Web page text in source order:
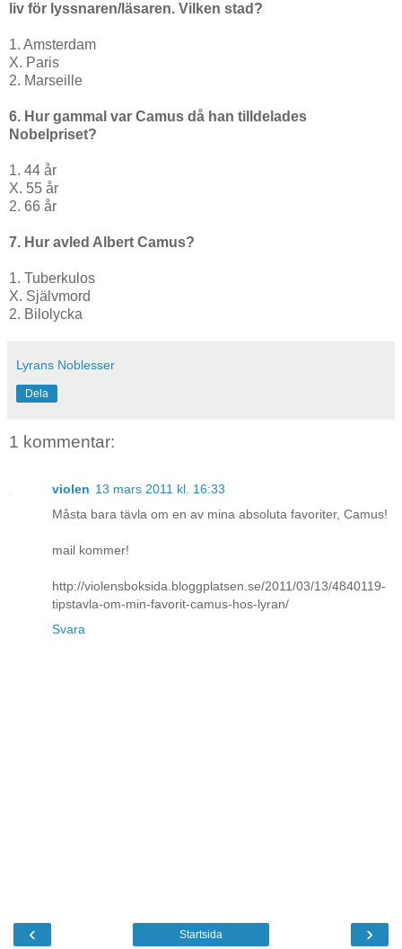
liv för lyssnaren/läsaren. Vilken stad?
1. Amsterdam
X. Paris
2. Marseille
6. Hur gammal var Camus då han tilldelades
Nobelpriset?
1. 44 år
X. 55 år
2. 66 år
7. Hur avled Albert Camus?
1. Tuberkulos
X. Självmord
2. Bilolycka
Lyrans Noblesser
Dela
1 kommentar:
violen 13 mars 2011 kl. 16:33
Måsta bara tävla om en av mina absoluta favoriter, Camus!
mail kommer!
http://violensboksida.bloggplatsen.se/2011/03/13/4840119-
tipstavla-om-min-favorit-camus-hos-lyran/
Svara
‹ ›
Startsida